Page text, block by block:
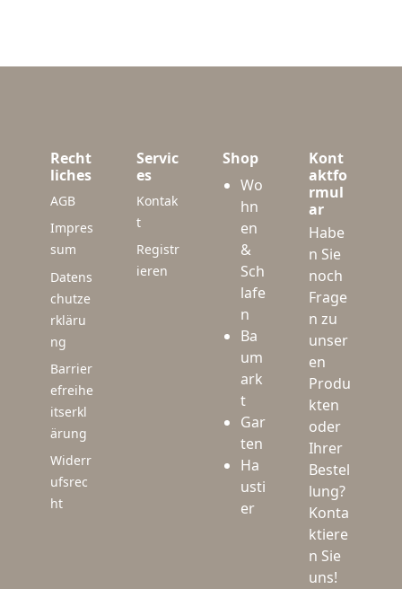
Recht
liches
AGB
Impres
sum
Datens
chutze
rkläru
ng
Barrier
efreihe
itserkl
ärung
Widerr
ufsrec
ht
Servic
es
Kontak
t
Registr
ieren
Shop
Wo
hn
en
&
Sch
lafe
n
Ba
um
ark
t
Gar
ten
Ha
usti
er
Kont
aktfo
rmul
ar
Habe
n Sie
noch
Frage
n zu
unser
en
Produ
kten
oder
Ihrer
Bestel
lung?
Konta
ktiere
n Sie
uns!